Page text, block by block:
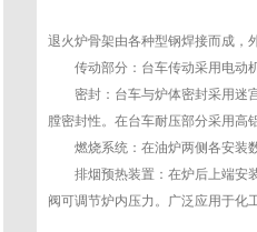
退火炉骨架由各种型钢焊接而成，
传动部分：台车传动采用电动机
密封：台车与炉体密封采用迷宫
膛密封性。在台车耐压部分采用高
燃烧系统：在油炉两侧各安装数
排烟预热装置：在炉后上端安
阀可调节炉内压力。广泛应用于化